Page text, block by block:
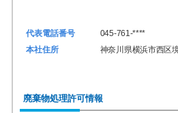
代表電話番号
045-761-****
本社住所
神奈川県横浜市西区
廃棄物処理許可情報